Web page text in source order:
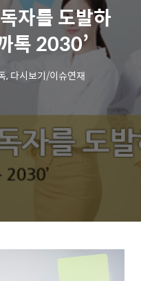
자를 도발하
톡 2030’
, 다시보기/이슈연재